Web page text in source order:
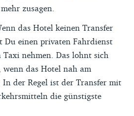
zusagen.
das Hotel keinen Transfer
Du einen privaten Fahrdienst
nehmen. Das lohnt sich
das Hotel nah am
der Regel ist der Transfer mit
die günstigste